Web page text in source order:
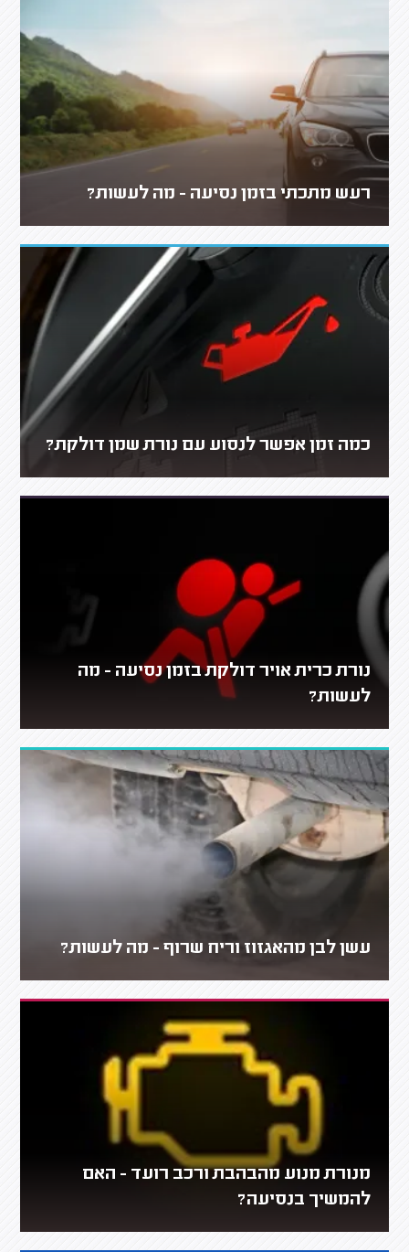
רעש מתכתי בזמן נסיעה - מה לעשות?
כמה זמן אפשר לנסוע עם נורת שמן דולקת?
נורת כרית אויר דולקת בזמן נסיעה - מה
לעשות?
עשן לבן מהאגזוז וריח שרוף - מה לעשות?
מנורת מנוע מהבהבת ורכב רועד - האם
להמשיך בנסיעה?